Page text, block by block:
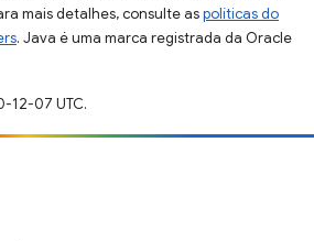
mais detalhes, consulte aspolíticas do
. Java é uma marca registrada da Oracle
12-07 UTC.